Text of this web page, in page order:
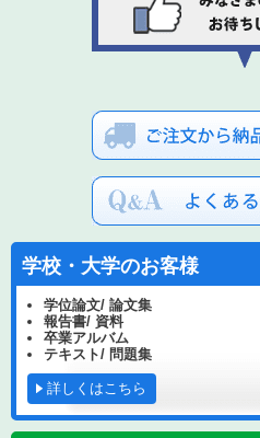
学校・大学のお客様
学位論文/ 論文集
報告書/ 資料
卒業アルバム
テキスト/ 問題集
詳しくはこちら